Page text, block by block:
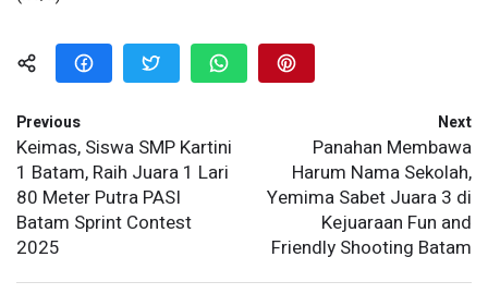
Previous
Keimas, Siswa SMP Kartini
1 Batam, Raih Juara 1 Lari
80 Meter Putra PASI
Batam Sprint Contest
2025
Next
Panahan Membawa
Harum Nama Sekolah,
Yemima Sabet Juara 3 di
Kejuaraan Fun and
Friendly Shooting Batam